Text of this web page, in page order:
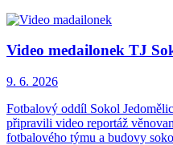
Video medailonek TJ
9. 6. 2026
Fotbalový oddíl Sokol
připravili video reportáž
fotbalového týmu a budovy